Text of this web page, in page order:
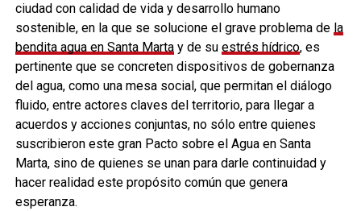
ciudad con calidad de vida y desarrollo humano
sostenible, en la que se solucione el grave problema de la
bendita agua en Santa Martay de su estrés hídrico, es
pertinente que se concreten dispositivos de gobernanza
del agua, como una mesa social, que permitan el diálogo
fluido, entre actores claves del territorio, para llegar a
acuerdos y acciones conjuntas, no sólo entre quienes
suscribieron este gran Pacto sobre el Agua en Santa
Marta, sino de quienes se unan para darle continuidad y
hacer realidad este propósito común que genera
esperanza.